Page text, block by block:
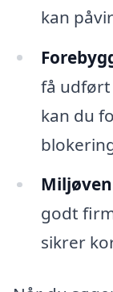
kan
få
kan du
godt
sikrer